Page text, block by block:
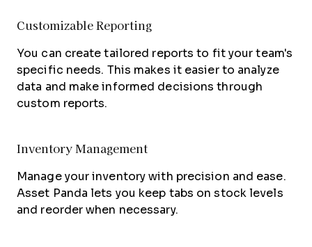
Customizable Reporting
You can create tailored reports to fit your team's
specific needs. This makes it easier to analyze
data and make informed decisions through
custom reports.
Inventory Management
Manage your inventory with precision and ease.
Asset Panda lets you keep tabs on stock levels
and reorder when necessary.